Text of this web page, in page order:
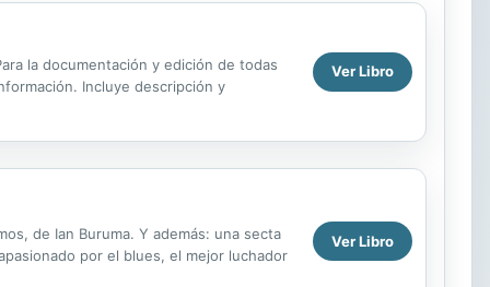
la documentación y edición de todas
Incluye descripción y
Ver Libro
de Ian Buruma. Y además: una secta
por el blues, el mejor luchador
Ver Libro